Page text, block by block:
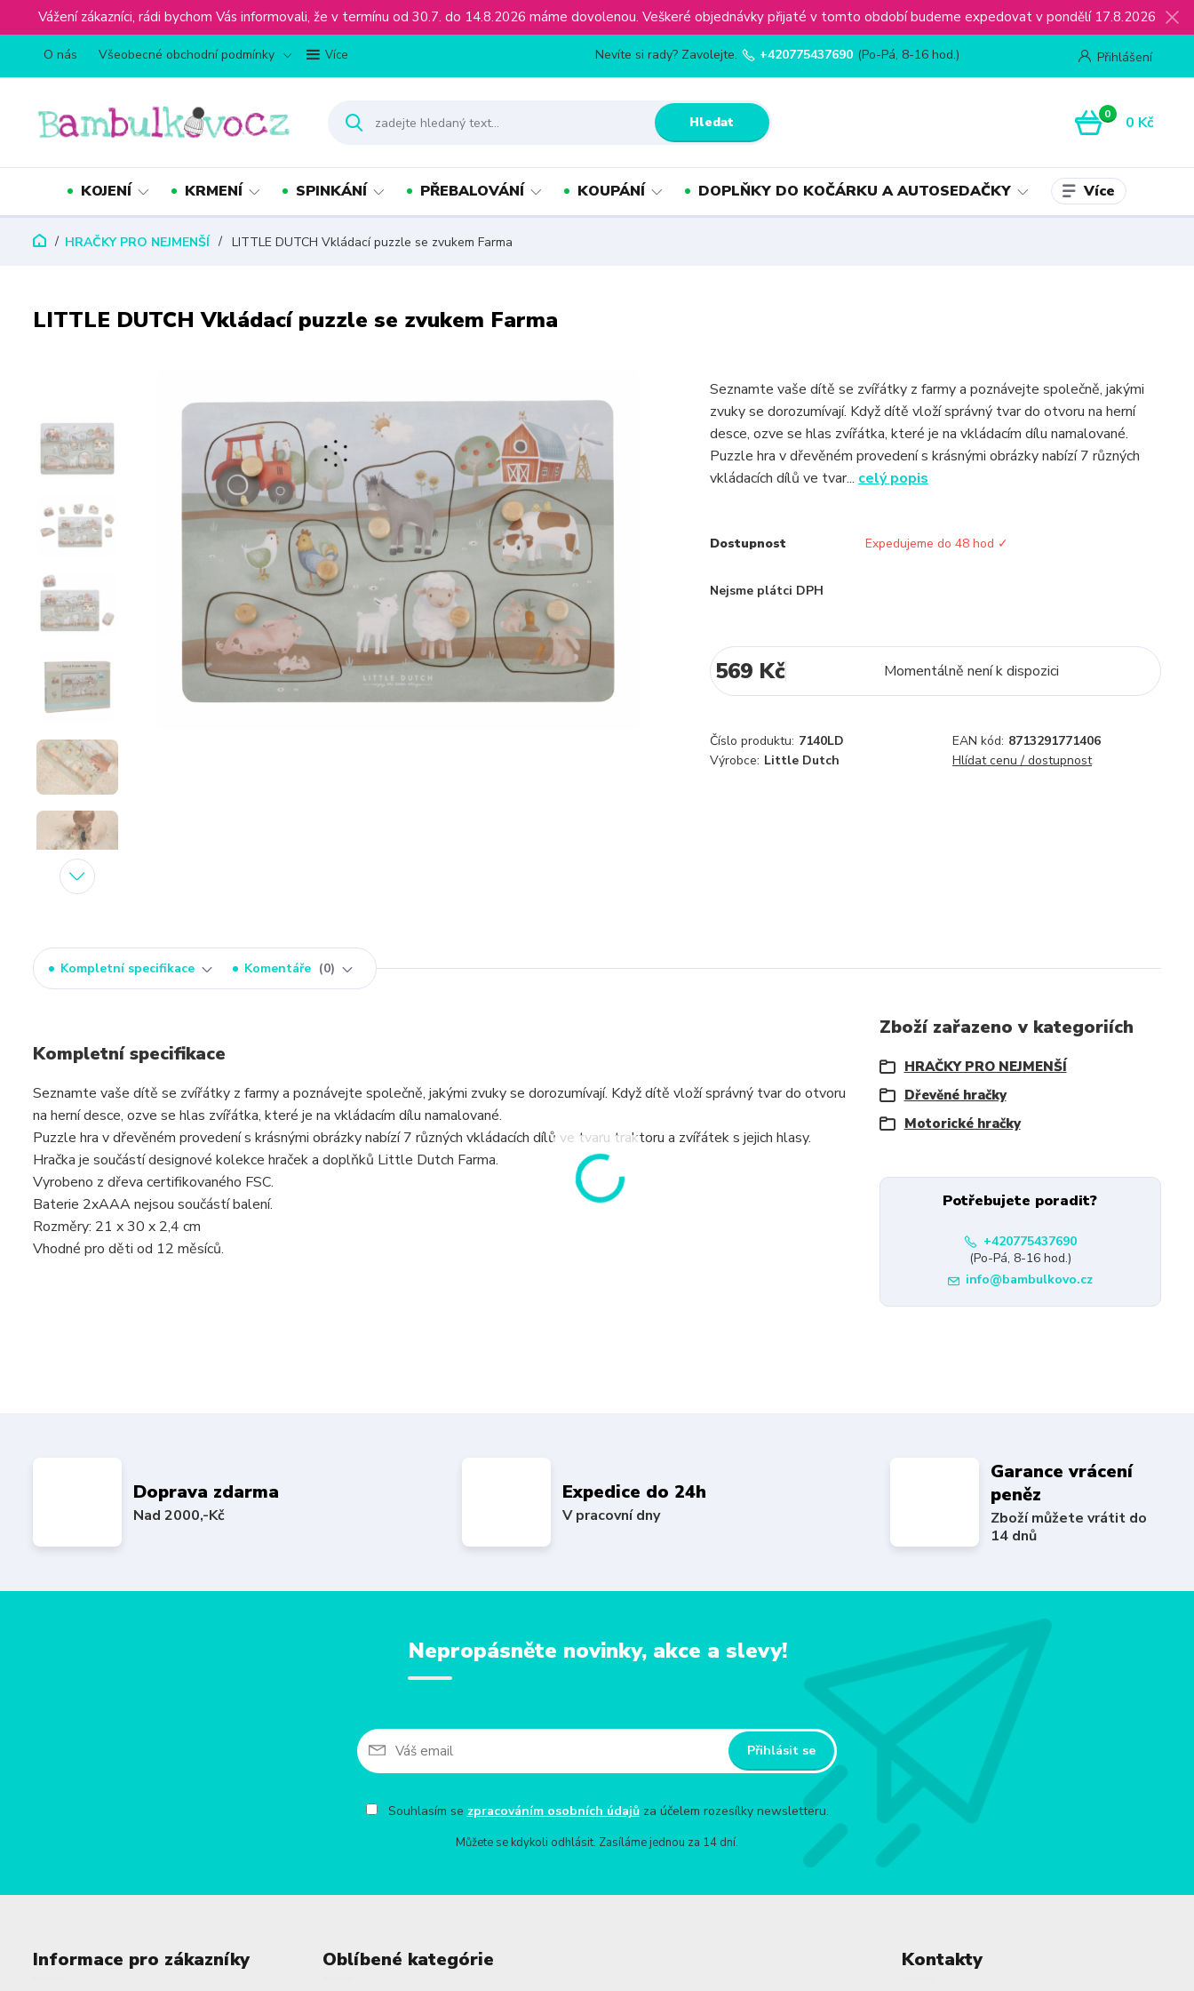
Vážení zákazníci, rádi bychom Vás informovali, že v termínu od 30.7. do 14.8.2026 máme dovolenou. Veškeré objednávky přijaté v tomto období budeme expedovat v pondělí 17.8.2026
O nás Všeobecné obchodní podmínky Více Přihlášení
Hledat
Nevíte si rady? Zavolejte. +420775437690 (Po-Pá, 8-16 hod.)
0 0 Kč
KOJENÍ KRMENÍ SPINKÁNÍ PŘEBALOVÁNÍ KOUPÁNÍ DOPLŇKY DO KOČÁRKU A AUTOSEDAČKY Více
HRAČKY PRO NEJMENŠÍ LITTLE DUTCH Vkládací puzzle se zvukem Farma
LITTLE DUTCH Vkládací puzzle se zvukem Farma
Seznamte vaše dítě se zvířátky z farmy a poznávejte společně, jakými
zvuky se dorozumívají. Když dítě vloží správný tvar do otvoru na herní
desce, ozve se hlas zvířátka, které je na vkládacím dílu namalované.
Puzzle hra v dřevěném provedení s krásnými obrázky nabízí 7 různých
vkládacích dílů ve tvar... celý popis
Dostupnost Expedujeme do 48 hod ✓
Nejsme plátci DPH
569 Kč Momentálně není k dispozici
Číslo produktu: 7140LD EAN kód: 8713291771406
Výrobce: Little Dutch Hlídat cenu / dostupnost
Kompletní specifikace Komentáře 0
Kompletní specifikace
Seznamte vaše dítě se zvířátky z farmy a poznávejte společně, jakými zvuky se dorozumívají. Když dítě vloží správný tvar do otvoru
na herní desce, ozve se hlas zvířátka, které je na vkládacím dílu namalované.
Puzzle hra v dřevěném provedení s krásnými obrázky nabízí 7 různých vkládacích dílů ve tvaru traktoru a zvířátek s jejich hlasy.
Hračka je součástí designové kolekce hraček a doplňků Little Dutch Farma.
Vyrobeno z dřeva certifikovaného FSC.
Baterie 2xAAA nejsou součástí balení.
Rozměry: 21 x 30 x 2,4 cm
Vhodné pro děti od 12 měsíců.
Zboží zařazeno v kategoriích
HRAČKY PRO NEJMENŠÍ
Dřevěné hračky
Motorické hračky
Potřebujete poradit?
+420775437690
(Po-Pá, 8-16 hod.)
info@bambulkovo.cz
Doprava zdarma
Nad 2000,-Kč
Expedice do 24h
V pracovní dny
Garance vrácení
peněz
Zboží můžete vrátit do
14 dnů
Nepropásněte novinky, akce a slevy!
Přihlásit se
Souhlasím se zpracováním osobních údajůza účelem rozesílky newsletteru.
Můžete se kdykoli odhlásit. Zasíláme jednou za 14 dní.
Informace pro zákazníky Oblíbené kategórie Kontakty